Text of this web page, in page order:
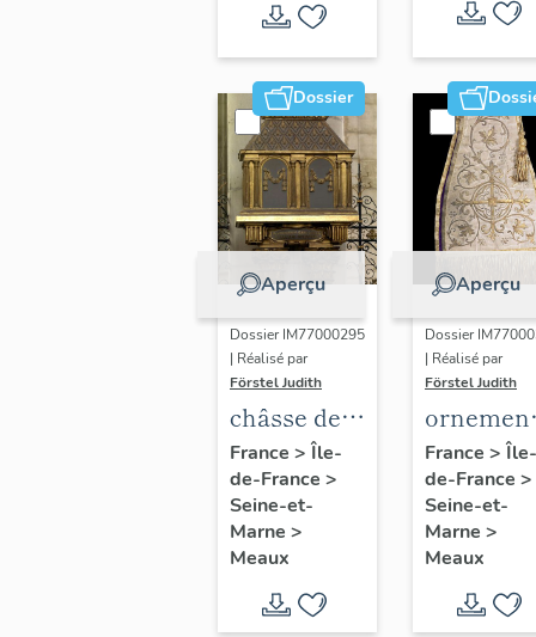
Dossier
Aperçu
Dossier IM77000295
| Réalisé par
Förstel Judith
châsse de
saint Faron
et d'autres
saints
meldois
France > Île-
de-France >
Seine-et-
Marne >
Meaux
Aperçu
Dossier
| Réalisé par
Förstel Judith
dans les
tiroirs
muraux
Vieux
Chapitre
France > Île-
de-France >
Seine-et-
Marne >
Meaux